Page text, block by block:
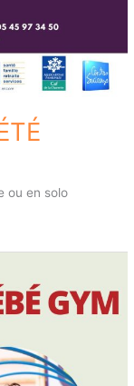
ou en solo